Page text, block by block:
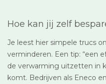
Hoe kan jij zelf
Je leest hier simpele trucs
verminderen. Een tip: “een
de verwarming uitzetten in
komt. Bedrijven als Eneco